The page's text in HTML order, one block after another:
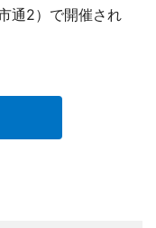
通2）で開催され